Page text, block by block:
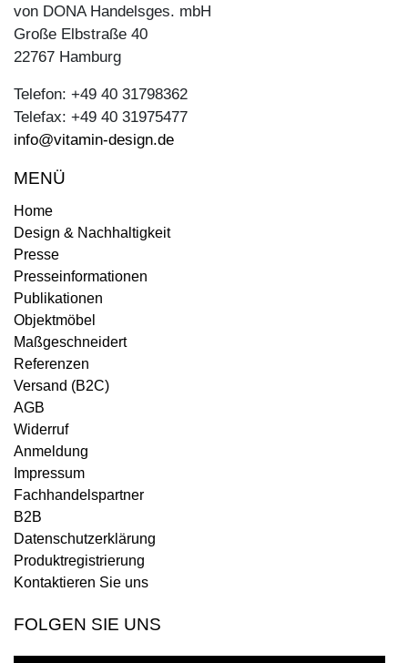
von DONA Handelsges. mbH
Große Elbstraße 40
22767 Hamburg
Telefon: +49 40 31798362
Telefax: +49 40 31975477
info@vitamin-design.de
MENÜ
Home
Design & Nachhaltigkeit
Presse
Presseinformationen
Publikationen
Objektmöbel
Maßgeschneidert
Referenzen
Versand (B2C)
AGB
Widerruf
Anmeldung
Impressum
Fachhandelspartner
B2B
Datenschutzerklärung
Produktregistrierung
Kontaktieren Sie uns
FOLGEN SIE UNS